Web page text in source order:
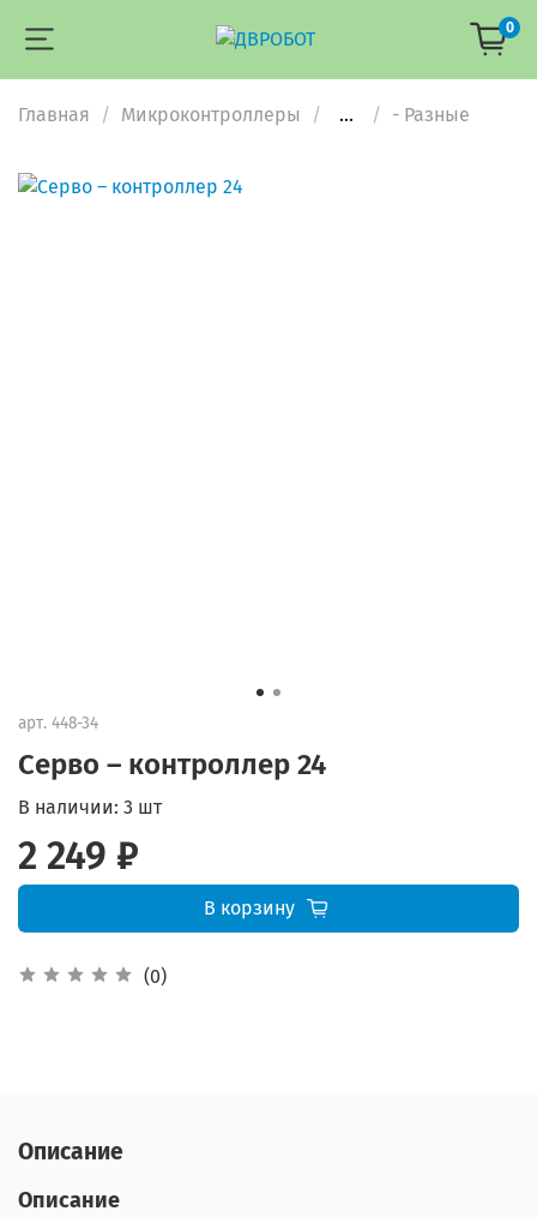
0
Главная Микроконтроллеры ... - Разные
арт. 448-34
Серво – контроллер 24
(0)
В наличии: 3 шт
2 249 ₽
В корзину
Описание
Описание